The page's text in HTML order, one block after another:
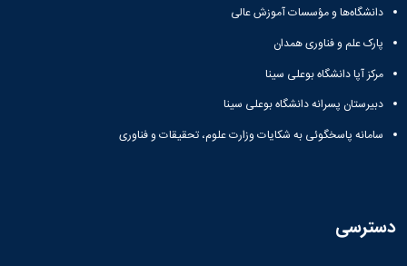
معظم
رهبری
تماس
روابط
عمومی
آدرس
آموزش
سایر
تقویم
آموزشی
نظامنامه
اخلاق
آموزش
آزمایشگاه
باستان
شناسی
آزمایشگاه
هوش
ربات
بینایی
مرکزی
و
رزن
صنایع
غذایی
بهار
مجتمع
آموزش
دختران)
زمین
چمن
سالن‌های
ورزشی
تفریحی-
سیاحتی
باغ
دانشگاه
دانشگاه
دانشگاه‌ها و مؤسسات آموزش عالی
پارک علم و فناوری همدان
مرکز آپا دانشگاه بوعلی سینا
دبیرستان پسرانه دانشگاه بوعلی سینا
سامانه پاسخگوئی به شکایات وزارت علوم، تحقیقات و فناوری
دسترسی